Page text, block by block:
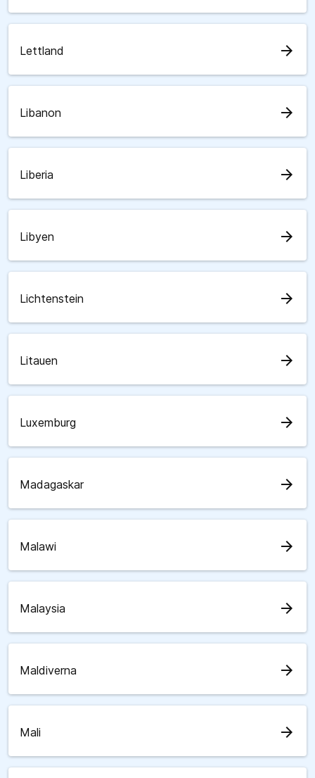
Lettland arrow_forward
Libanon arrow_forward
Liberia arrow_forward
Libyen arrow_forward
Lichtenstein arrow_forward
Litauen arrow_forward
Luxemburg arrow_forward
Madagaskar arrow_forward
Malawi arrow_forward
Malaysia arrow_forward
Maldiverna arrow_forward
Mali arrow_forward